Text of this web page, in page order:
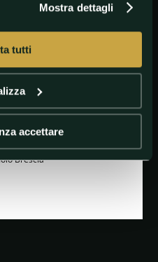
Mostra dettagli
tutti
accettare
Brescia